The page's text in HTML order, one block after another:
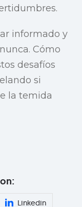
informado y
Cómo
desafíos
si
la temida
Linkedin